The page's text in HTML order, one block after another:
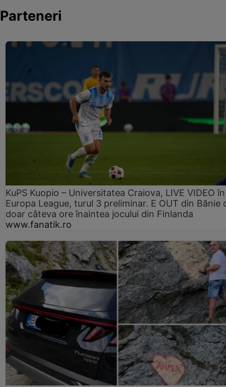
Parteneri
KuPS Kuopio – Universitatea Craiova, LIVE VIDEO în
Europa League, turul 3 preliminar. E OUT din Bănie
doar câteva ore înaintea jocului din Finlanda
www.fanatik.ro